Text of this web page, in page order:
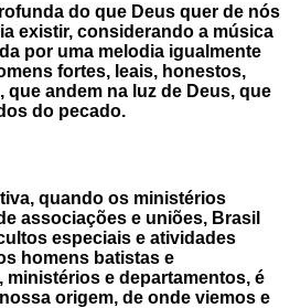
do que Deus quer de nós
existir, considerando a música
por uma melodia igualmente
fortes, leais, honestos,
andem na luz de Deus, que
do pecado.
quando os ministérios
associações e uniões, Brasil
especiais e atividades
homens batistas e
e departamentos, é
origem, de onde viemos e